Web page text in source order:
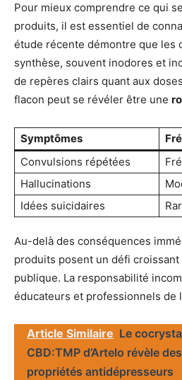
Pour mieux comprendre ce qui
produits, il est essentiel de
étude récente démontre que les
synthèse, souvent inodores et
de repères clairs quant aux
flacon peut se révéler être une
Symptômes
Convulsions répétées
Hallucinations
Idées suicidaires
Au-delà des conséquences
produits posent un défi
publique. La responsabilité
éducateurs et professionnels de
Article Similaire Le
CBD:TMP d’Artelo révèle des
propriétés antidépresseurs